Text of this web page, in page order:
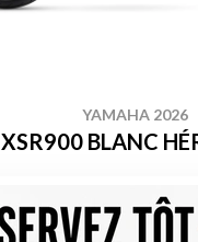
YAMAHA 2026
XSR900 BLANC